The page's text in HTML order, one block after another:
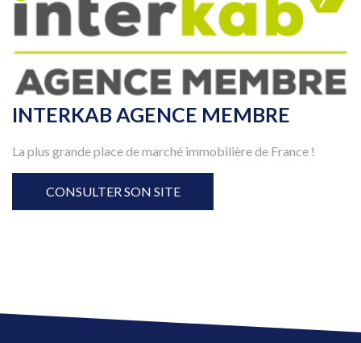
INTERKAB AGENCE MEMBRE
La plus grande place de marché immobilière de France !
CONSULTER SON SITE